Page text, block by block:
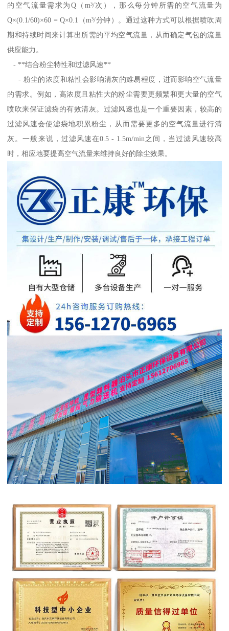
的空气流量需求为Q（m³/次），那么每分钟所需的空气流量为
Q×(0.1/60)×60 = Q×0.1（m³/分钟）。通过这种方式可以根据喷吹周
期和持续时间来计算出所需的平均空气流量，从而确定气包的流量
供应能力。
- **结合粉尘特性和过滤风速**
- 粉尘的浓度和粘性会影响清灰的难易程度，进而影响空气流量
的需求。例如，高浓度且粘性大的粉尘需要更频繁和更大量的空气
喷吹来保证滤袋的有效清灰。过滤风速也是一个重要因素，较高的
过滤风速会使滤袋地积累粉尘，从而需要更多的空气流量进行清
灰。一般来说，过滤风速在0.5 - 1.5m/min之间，当过滤风速较高
时，相应地要提高空气流量来维持良好的除尘效果。